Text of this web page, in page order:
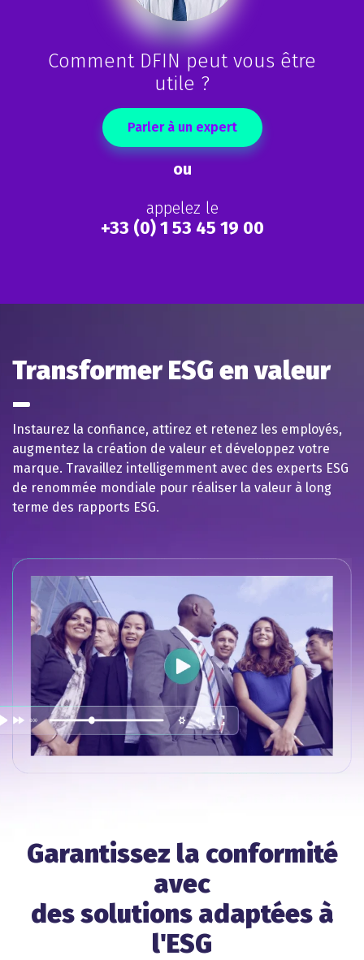
Comment DFIN peut vous être
utile ?
Parler à un expert
ou
appelez le
+33 (0) 1 53 45 19 00
Transformer ESG en valeur
Instaurez la confiance, attirez et retenez les employés,
augmentez la création de valeur et développez votre
marque. Travaillez intelligemment avec des experts ESG
de renommée mondiale pour réaliser la valeur à long
terme des rapports ESG.
Garantissez la conformité
avec
des solutions adaptées à
l'ESG